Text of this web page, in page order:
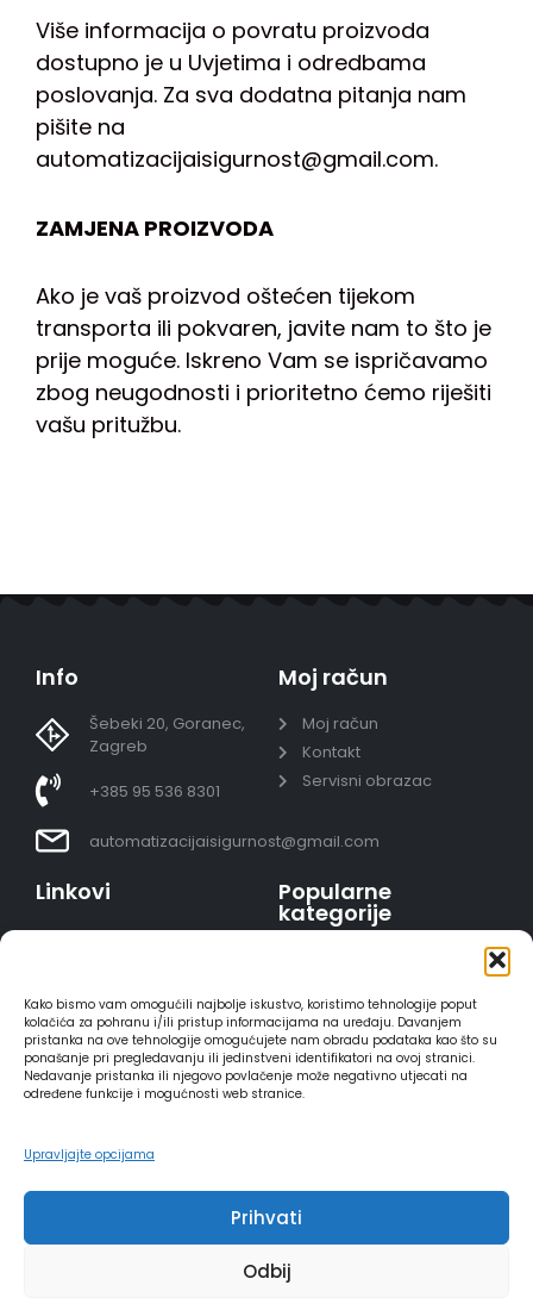
Kako bismo vam omogućili najbolje iskustvo, koristimo tehnologije poput
kolačića za pohranu i/ili pristup informacijama na uređaju. Davanjem
pristanka na ove tehnologije omogućujete nam obradu podataka kao što su
ponašanje pri pregledavanju ili jedinstveni identifikatori na ovoj stranici.
Nedavanje pristanka ili njegovo povlačenje može negativno utjecati na
određene funkcije i mogućnosti web stranice.
Upravljajte opcijama
Prihvati
Odbij
Više informacija o povratu proizvoda
dostupno je u Uvjetima i odredbama
poslovanja. Za sva dodatna pitanja nam
pišite na
automatizacijaisigurnost@gmail.com.
ZAMJENA PROIZVODA
Ako je vaš proizvod oštećen tijekom
transporta ili pokvaren, javite nam to što je
prije moguće. Iskreno Vam se ispričavamo
zbog neugodnosti i prioritetno ćemo riješiti
vašu pritužbu.
Info
Šebeki 20, Goranec,
Zagreb
+385 95 536 8301
automatizacijaisigurnost@gmail.com
Moj račun
Moj račun
Kontakt
Servisni obrazac
Linkovi
Sigurno plaćanje
karticama
Dostava
Načini plaćanja
Raskid ugovora
Popularne
kategorije
Video nadzor - kompleti
AJAX alarmi
HIKVISION portafoni
REOLINK kamere
DVC portafoni
2025 - Automatizacija i sigurnost